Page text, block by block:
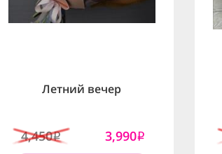
Летний вечер
4,450i 3,990i